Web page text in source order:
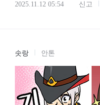
2025.11.12 05:54 신고
솟랑 안톤